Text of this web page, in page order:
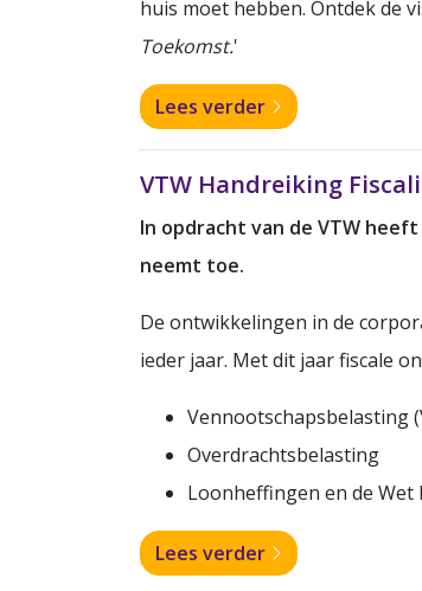
huis moet hebben. Ontdek de
Toekomst.'
Lees verder
VTW Handreiking
In opdracht van de VTW
neemt toe.
De ontwikkelingen in de
ieder jaar. Met dit jaar fiscale
Vennootschapsbelasting
Overdrachtsbelasting
Loonheffingen en de Wet
Lees verder